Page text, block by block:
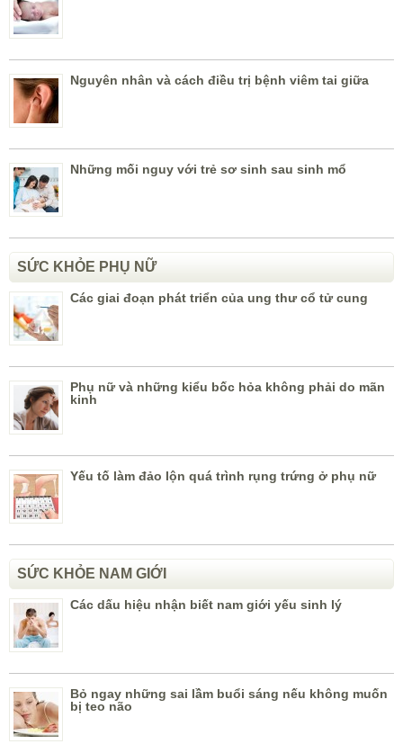
Nguyên nhân và cách điều trị bệnh viêm tai giữa
Những mối nguy với trẻ sơ sinh sau sinh mổ
SỨC KHỎE PHỤ NỮ
Các giai đoạn phát triển của ung thư cổ tử cung
Phụ nữ và những kiểu bốc hỏa không phải do mãn
kinh
Yếu tố làm đảo lộn quá trình rụng trứng ở phụ nữ
SỨC KHỎE NAM GIỚI
Các dấu hiệu nhận biết nam giới yếu sinh lý
Bỏ ngay những sai lầm buổi sáng nếu không muốn
bị teo não